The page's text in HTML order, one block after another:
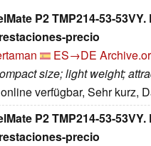
P2 TMP214-53-
precio
ES→DE
size; light weight;
verfügbar, Sehr kurz,
P2 TMP214-53-
precio